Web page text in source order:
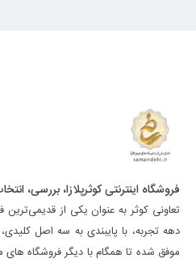
فروشگاه اینترنتی کوثرپلازا، بررسی،
تعاونی کوثر به عنوان یکی از
دهه تجربه، با پایبندی به سه اصل
موفق شده تا همگام با دیگر فروشگاه های